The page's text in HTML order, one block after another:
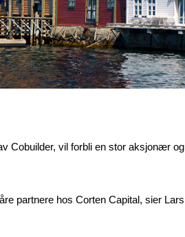
Cobuilder, vil forbli en stor aksjonær og
partnere hos Corten Capital, sier Lars